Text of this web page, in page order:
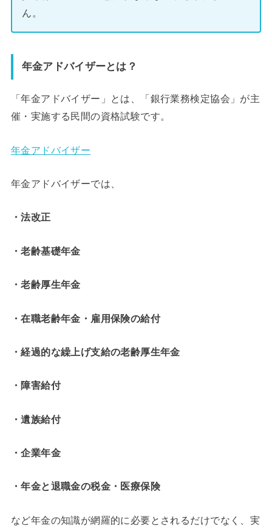
ん。
年金アドバイザーとは？
「年金アドバイザー」とは、「銀行業務検定協会」が主
催・実施する民間の資格試験です。
年金アドバイザー
年金アドバイザーでは、
・法改正
・老齢基礎年金
・老齢厚生年金
・在職老齢年金・雇用保険の給付
・経過的な繰上げ支給の老齢厚生年金
・障害給付
・遺族給付
・企業年金
・年金と退職金の税金・医療保険
など年金の知識が網羅的に必要とされるだけでなく、実